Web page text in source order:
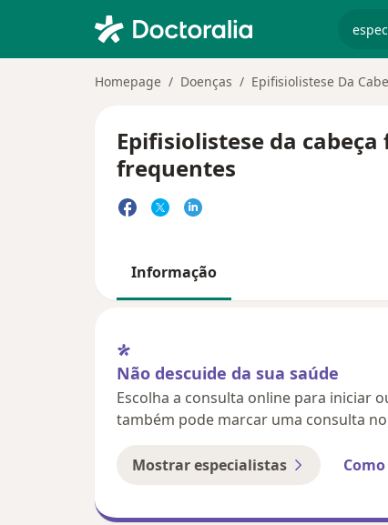
Homepage Doenças Epifisiolistese Da
Epifisiolistese da
frequentes
Informação
Não descuide da sua saúde
Escolha a consulta online para iniciar
também pode marcar uma consulta
Mostrar especialistas